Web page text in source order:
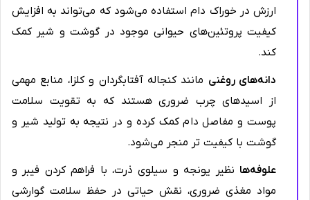
مواد افزودنی خوراکی
رسالت بازرگانی مواد اولیه شیمی سنتر
نتیجه‌گیری
ارزش در خوراک دام استفاده می‌شود که می‌تواند به افزایش
کیفیت پروتئین‌های حیوانی موجود در گوشت و شیر کمک
کند.
دانه‌های روغنی مانند کنجاله آفتابگردان و کلزا، منابع مهمی
از اسیدهای چرب ضروری هستند که به تقویت سلامت
پوست و مفاصل دام کمک کرده و در نتیجه به تولید شیر و
گوشت با کیفیت تر منجر می‌شود.
علوفه‌ها نظیر یونجه و سیلوی ذرت، با فراهم کردن فیبر و
مواد مغذی ضروری، نقش حیاتی در حفظ سلامت گوارشی